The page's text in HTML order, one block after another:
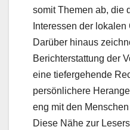
somit Themen ab, die
Interessen der
Darüber hinaus
Berichterstattung der
eine tiefergehende
persönlichere
eng mit den
Diese Nähe zur